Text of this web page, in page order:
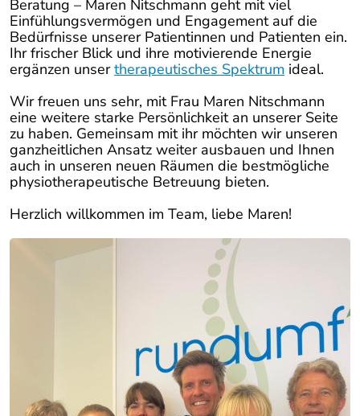
Beratung – Maren Nitschmann geht mit viel
Einfühlungsvermögen und Engagement auf die
Bedürfnisse unserer Patientinnen und Patienten ein.
Ihr frischer Blick und ihre motivierende Energie
ergänzen unsertherapeutisches Spektrum ideal.
Wir freuen uns sehr, mit Frau Maren Nitschmann
eine weitere starke Persönlichkeit an unserer Seite
zu haben. Gemeinsam mit ihr möchten wir unseren
ganzheitlichen Ansatz weiter ausbauen und Ihnen
auch in unseren neuen Räumen die bestmögliche
physiotherapeutische Betreuung bieten.
Herzlich willkommen im Team, liebe Maren!